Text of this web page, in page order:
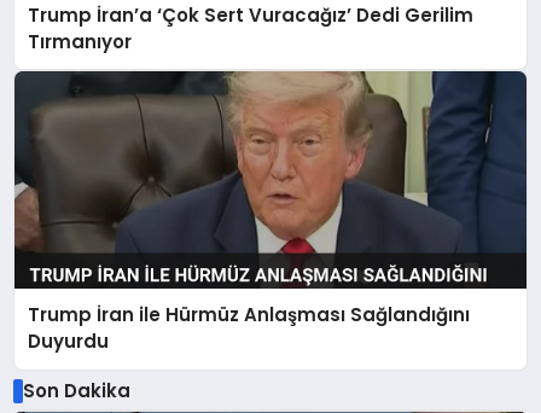
Trump İran’a ‘Çok Sert Vuracağız’ Dedi Gerilim
Tırmanıyor
Trump İran ile Hürmüz Anlaşması Sağlandığını
Duyurdu
Son Dakika